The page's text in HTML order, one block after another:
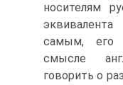
носителям
самым, его
смысле
говорить о